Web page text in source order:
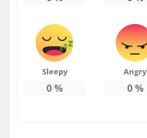
Sleepy
0%
Angry
0%